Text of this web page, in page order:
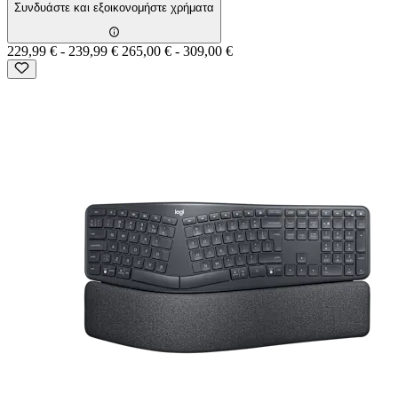
Συνδυάστε και εξοικονομήστε χρήματα
229,99 € - 239,99 € 265,00 € - 309,00 €